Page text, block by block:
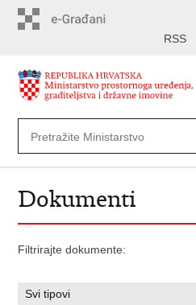
RSS
Dokumenti
Filtrirajte dokumente: